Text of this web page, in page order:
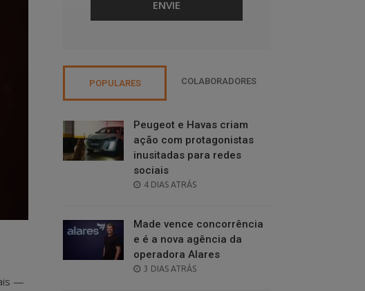
—
POPULARES COLABORADORES
Peugeot e Havas criam
ação com protagonistas
inusitadas para redes
sociais
POSTED
4 DIAS ATRÁS
Made vence concorrência
e é a nova agência da
operadora Alares
POSTED
3 DIAS ATRÁS